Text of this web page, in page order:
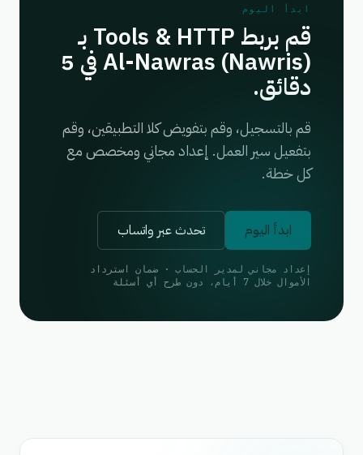
ابدأ اليوم
قم بربط Tools & HTTP بـ
Al-Nawras (Nawris) في 5
دقائق.
قم بالتسجيل، وقم بتفويض كلا التطبيقين، وقم
بتفعيل سير العمل. إعداد مجاني ومخصص مع
كل خطة.
ابدأ اليوم تحدث عبر واتساب
إعداد مجاني لمدير الحساب · ضمان استرداد
الأموال خلال 7 أيام، دون طرح أي أسئلة